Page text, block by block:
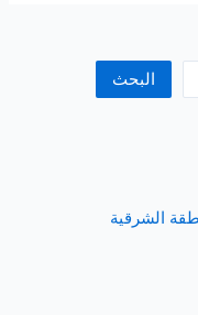
البحث
الشرقية